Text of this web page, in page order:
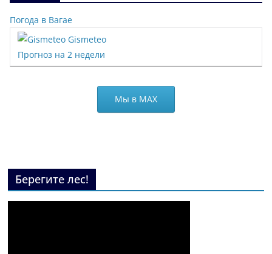
Погода в Вагае
Gismeteo
Прогноз на 2 недели
Мы в МАХ
Берегите лес!